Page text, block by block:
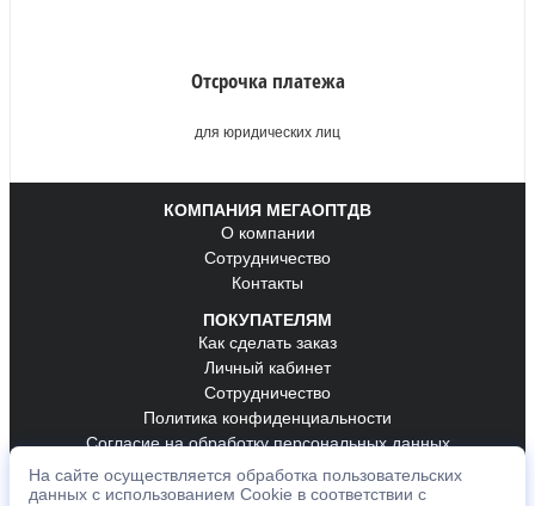
Отсрочка платежа
для юридических лиц
КОМПАНИЯ МЕГАОПТДВ
О компании
Сотрудничество
Контакты
ПОКУПАТЕЛЯМ
Как сделать заказ
Личный кабинет
Сотрудничество
Политика конфиденциальности
Согласие на обработку персональных данных
ОБРАТНАЯ СВЯЗЬ
На сайте осуществляется обработка пользовательских
данных с использованием Cookie в соответствии с